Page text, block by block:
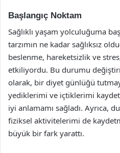
Başlangıç Noktam
Sağlıklı yaşam yolculuğuma
tarzımın ne kadar sağlıksız
beslenme, hareketsizlik ve
etkiliyordu. Bu durumu
olarak, bir diyet günlüğü
yediklerimi ve içtiklerimi
iyi anlamamı sağladı. Ayrıca,
fiziksel aktivitelerimi de
büyük bir fark yarattı.